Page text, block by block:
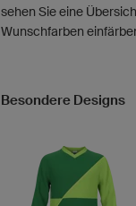
sehen Sie eine
Wunschfarben
Besondere Designs